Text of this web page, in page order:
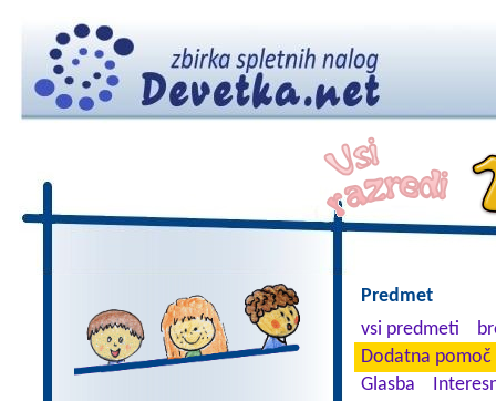
Predmet
vsi predmeti
Dodatna
Glasba